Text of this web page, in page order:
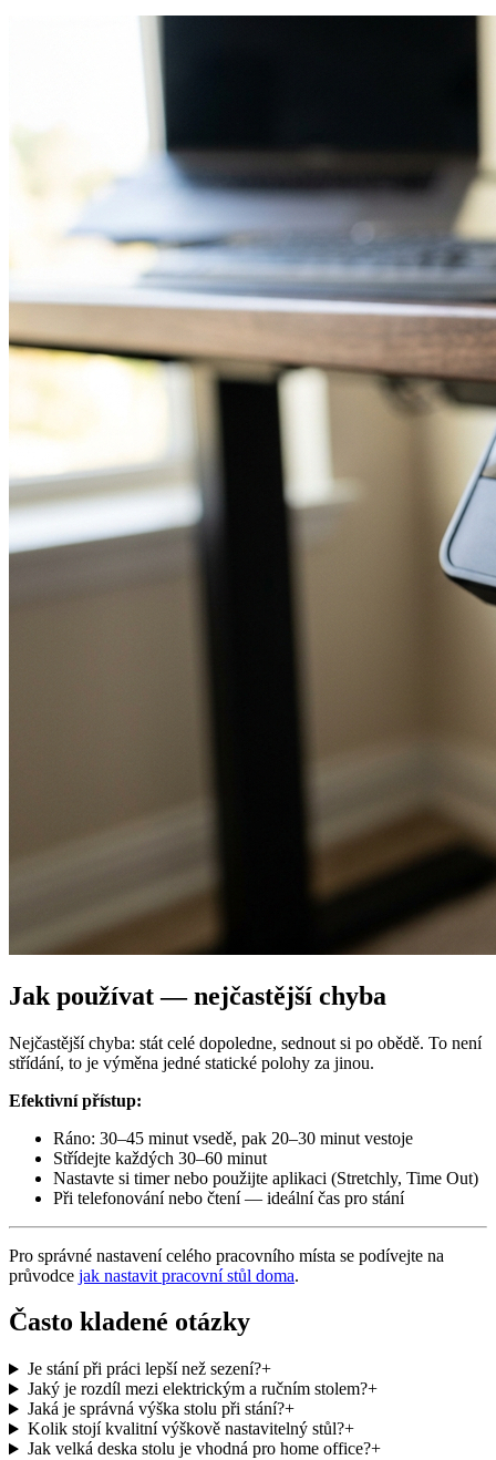
Jak používat — nejčastější chyba
Nejčastější chyba: stát celé dopoledne, sednout si po obědě. To není
střídání, to je výměna jedné statické polohy za jinou.
Efektivní přístup:
Ráno: 30–45 minut vsedě, pak 20–30 minut vestoje
Střídejte každých 30–60 minut
Nastavte si timer nebo použijte aplikaci (Stretchly, Time Out)
Při telefonování nebo čtení — ideální čas pro stání
Pro správné nastavení celého pracovního místa se podívejte na
průvodce jak nastavit pracovní stůl doma.
Často kladené otázky
Je stání při práci lepší než sezení?+
Jaký je rozdíl mezi elektrickým a ručním stolem?+
Jaká je správná výška stolu při stání?+
Kolik stojí kvalitní výškově nastavitelný stůl?+
Jak velká deska stolu je vhodná pro home office?+